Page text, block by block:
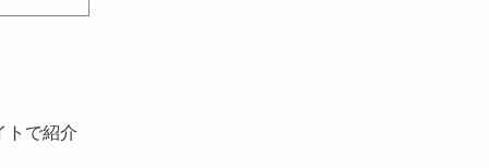
トで紹介